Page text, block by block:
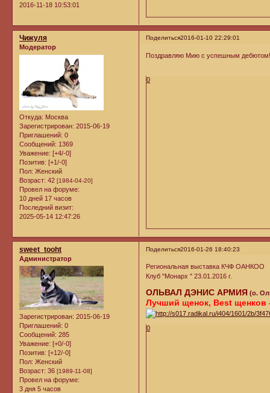
2016-11-18 10:53:01
Поделиться2016-01-10 22:29:01
Чижуля
Модератор
Откуда: Москва
Зарегистрирован: 2015-06-19
Приглашений: 0
Сообщений: 1369
Уважение: [+4/-0]
Позитив: [+1/-0]
Пол: Женский
Возраст: 42 [1984-04-20]
Провел на форуме:
10 дней 17 часов
Последний визит:
2025-05-14 12:47:26
Поздравляю Мию с успешным
0
Поделиться2016-01-26 18:40:23
sweet_tooht
Администратор
Зарегистрирован: 2015-06-19
Приглашений: 0
Сообщений: 285
Уважение: [+0/-0]
Позитив: [+12/-0]
Пол: Женский
Возраст: 36 [1989-11-08]
Провел на форуме:
3 дня 5 часов
Региональная выставка КЧФ ОАНКОО
Клуб "Монарх " 23.01.2016 г.
ОЛЬВАЛ ДЭНИС АРМИЯ (о.
Лучший щенок, Best щенков
0